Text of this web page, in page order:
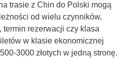
trasie z Chin do Polski mogą
od wielu czynników,
termin rezerwacji czy klasa
w klasie ekonomicznej
3000 złotych w jedną stronę.